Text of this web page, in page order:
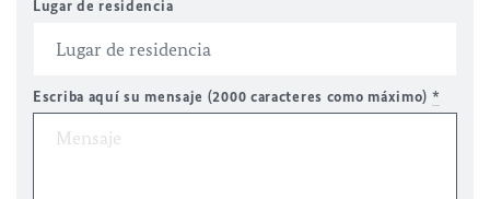
Lugar de residencia
Escriba aquí su mensaje (2000 caracteres como máximo) *